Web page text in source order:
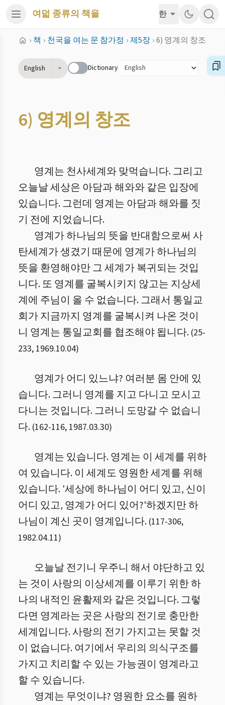
여덟 종류의 책을 한
› 책 › 천국을 여는 문 참가정 ›제5장 ›6) 영계의 창조
English Dictionary
6) 영계의 창조
영계는 천사세계와 맞먹습니다. 그리고
오늘날 세상은 아담과 해와와 같은 입장에
있습니다. 그런데 영계는 아담과 해와를 짓
기 전에 지었습니다.
영계가 하나님의 뜻을 반대함으로써 사
탄세계가 생겼기 때문에 영계가 하나님의
뜻을 환영해야만 그 세계가 복귀되는 것입
니다. 또 영계를 굴복시키지 않고는 지상세
계에 주님이 올 수 없습니다. 그래서 통일교
회가 지금까지 영계를 굴복시켜 나온 것이
니 영계는 통일교회를 협조해야 됩니다. (25-
233, 1969.10.04)
영계가 어디 있느냐? 여러분 몸 안에 있
습니다. 그러니 영계를 지고 다니고 모시고
다니는 것입니다. 그러니 도망갈 수 없습니
다. (162-116, 1987.03.30)
영계는 있습니다. 영계는 이 세계를 위하
여 있습니다. 이 세계도 영원한 세계를 위해
있습니다. '세상에 하나님이 어디 있고, 신이
어디 있고, 영계가 어디 있어?'하겠지만 하
나님이 계신 곳이 영계입니다. (117-306,
1982.04.11)
오늘날 전기니 우주니 해서 야단하고 있
는 것이 사랑의 이상세계를 이루기 위한 하
나의 내적인 윤활제와 같은 것입니다. 그렇
다면 영계라는 곳은 사랑의 전기로 충만한
세계입니다. 사랑의 전기 가지고는 못할 것
이 없습니다. 여기에서 우리의 의식구조를
가지고 치리할 수 있는 가능권이 영계라고
할 수 있습니다.
영계는 무엇이냐? 영원한 요소를 원하